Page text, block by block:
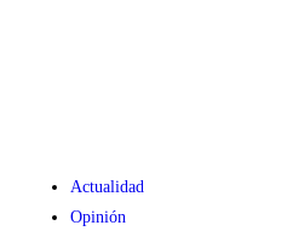
Actualidad
Opinión